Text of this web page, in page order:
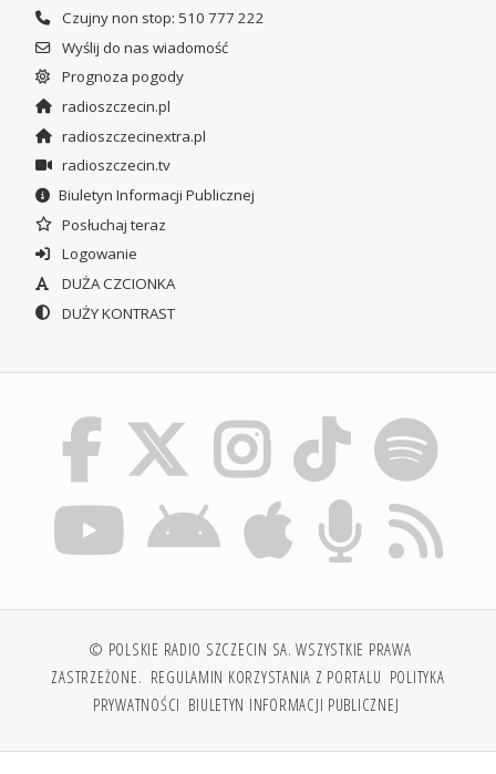
Czujny non stop: 510 777 222
Wyślij do nas wiadomość
Prognoza pogody
radioszczecin.pl
radioszczecinextra.pl
radioszczecin.tv
Biuletyn Informacji Publicznej
Posłuchaj teraz
Logowanie
DUŻA CZCIONKA
DUŻY KONTRAST
© POLSKIE RADIO SZCZECIN SA. WSZYSTKIE PRAWA
ZASTRZEŻONE. REGULAMIN KORZYSTANIA Z PORTALU POLITYKA
PRYWATNOŚCI BIULETYN INFORMACJI PUBLICZNEJ